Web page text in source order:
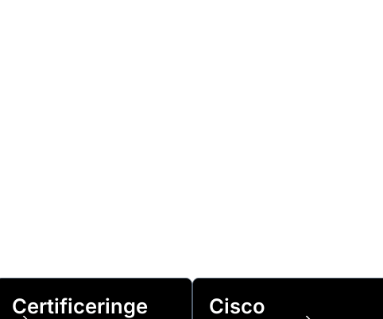
Certificeringe
Cisco